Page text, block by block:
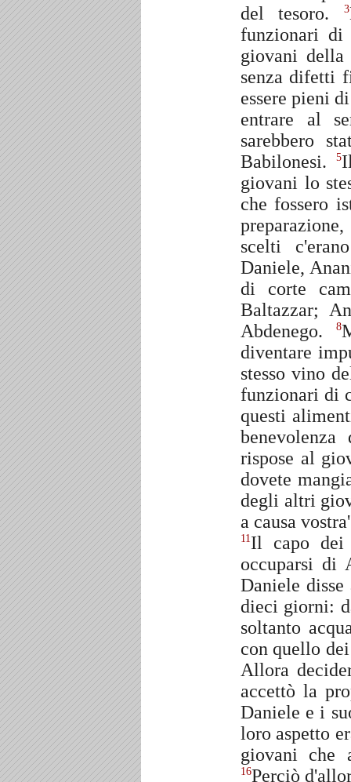
del tesoro.
3
funzionari
giovani
senza difetti
essere pieni
entrare al
sarebbero
Babilonesi.
5
giovani lo
che fossero
scelti
Daniele,
di corte
Baltazzar;
Abdenego.
8
diventare
stesso vino
funzionari di
questi
rispose al
dovete
degli altri
a causa
11Il capo dei
occuparsi di
Daniele
dieci giorni:
soltanto
con quello
Allora
accettò la
Daniele e i
loro aspetto
giovani che
16Perciò